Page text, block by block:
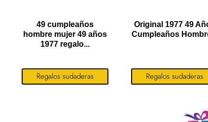
49 cumpleaños
hombre mujer 49 años
1977 regalo...
Regalos sudaderas
Original 1977 49
Cumpleaños
Regalos sudaderas